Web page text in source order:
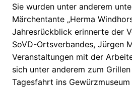
Sie wurden unter anderem
Märchentante „Herma
Jahresrückblick erinnerte der
SoVD-Ortsverbandes, Jürgen
Veranstaltungen mit der
sich unter anderem zum
Tagesfahrt ins Gewürzmuseum